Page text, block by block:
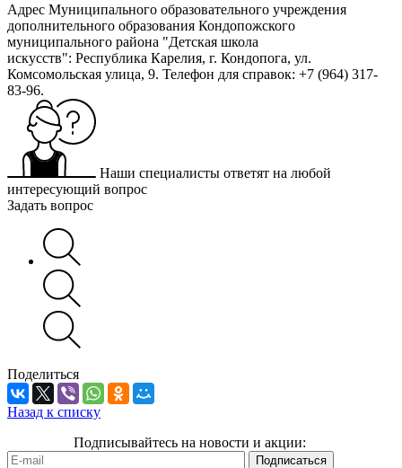
Адрес Муниципального образовательного учреждения
дополнительного образования Кондопожского
муниципального района "Детская школа
искусств": Республика Карелия, г. Кондопога, ул.
Комсомольская улица, 9. Телефон для справок: +7 (964) 317-
83-96.
Наши специалисты ответят на любой
интересующий вопрос
Задать вопрос
Поделиться
Назад к списку
Подписывайтесь на новости и акции: